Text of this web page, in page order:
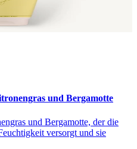
und Bergamotte
und Bergamotte, der die
versorgt und sie